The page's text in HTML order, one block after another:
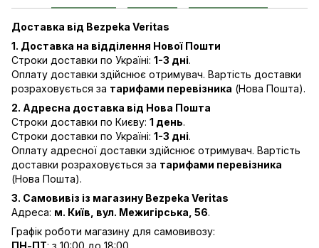
Доставка від Bezpeka Veritas
1. Доставка на відділення Нової Пошти
Строки доставки по Україні: 1-3 дні.
Оплату доставки здійснює отримувач. Вартість доставки
розраховується за тарифами перевізника (Нова Пошта).
2. Адресна доставка від Нова Пошта
Строки доставки по Києву: 1 день.
Строки доставки по Україні: 1-3 дні.
Оплату адресної доставки здійснює отримувач. Вартість
доставки розраховується за тарифами перевізника
(Нова Пошта).
3. Самовивіз із магазину Bezpeka Veritas
Адреса: м. Київ, вул. Межигірська, 56.
Графік роботи магазину для самовивозу:
ПН-ПТ: з 10:00 до 18:00.